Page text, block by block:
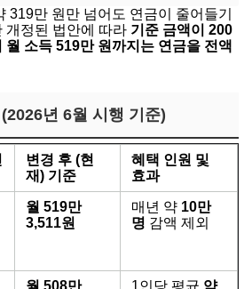
319만 원만 넘어도 연금이 줄어들기
개정된 법안에 따라 기준 금액이 200
월 소득 519만 원까지는 연금을 전액
년 6월 시행 기준)
변경 후 (현
재) 기준
혜택 인원 및
효과
월 519만
3,511원
매년 약 10만
명 감액 제외